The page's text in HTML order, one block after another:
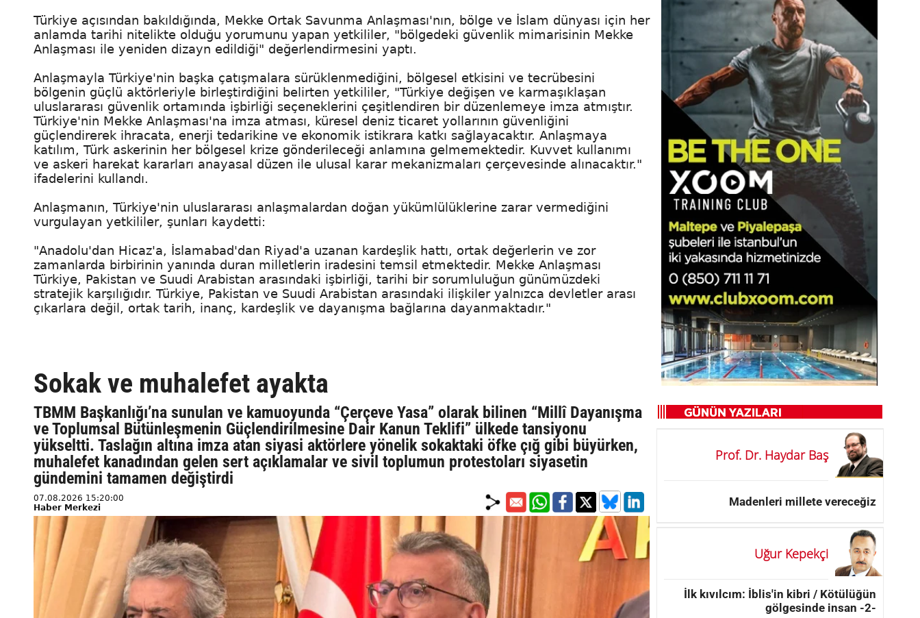
Türkiye açısından bakıldığında, Mekke Ortak Savunma Anlaşması'nın, bölge ve İslam dünyası için her
anlamda tarihi nitelikte olduğu yorumunu yapan yetkililer, "bölgedeki güvenlik mimarisinin Mekke
Anlaşması ile yeniden dizayn edildiği" değerlendirmesini yaptı.
Anlaşmayla Türkiye'nin başka çatışmalara sürüklenmediğini, bölgesel etkisini ve tecrübesini
bölgenin güçlü aktörleriyle birleştirdiğini belirten yetkililer, "Türkiye değişen ve karmaşıklaşan
uluslararası güvenlik ortamında işbirliği seçeneklerini çeşitlendiren bir düzenlemeye imza atmıştır.
Türkiye'nin Mekke Anlaşması'na imza atması, küresel deniz ticaret yollarının güvenliğini
güçlendirerek ihracata, enerji tedarikine ve ekonomik istikrara katkı sağlayacaktır. Anlaşmaya
katılım, Türk askerinin her bölgesel krize gönderileceği anlamına gelmemektedir. Kuvvet kullanımı
ve askeri harekat kararları anayasal düzen ile ulusal karar mekanizmaları çerçevesinde alınacaktır."
ifadelerini kullandı.
Anlaşmanın, Türkiye'nin uluslararası anlaşmalardan doğan yükümlülüklerine zarar vermediğini
vurgulayan yetkililer, şunları kaydetti:
"Anadolu'dan Hicaz'a, İslamabad'dan Riyad'a uzanan kardeşlik hattı, ortak değerlerin ve zor
zamanlarda birbirinin yanında duran milletlerin iradesini temsil etmektedir. Mekke Anlaşması
Türkiye, Pakistan ve Suudi Arabistan arasındaki işbirliği, tarihi bir sorumluluğun günümüzdeki
stratejik karşılığıdır. Türkiye, Pakistan ve Suudi Arabistan arasındaki ilişkiler yalnızca devletler arası
çıkarlara değil, ortak tarih, inanç, kardeşlik ve dayanışma bağlarına dayanmaktadır."
Sokak ve muhalefet ayakta
TBMM Başkanlığı’na sunulan ve kamuoyunda “Çerçeve Yasa” olarak bilinen “Millî Dayanışma
ve Toplumsal Bütünleşmenin Güçlendirilmesine Dair Kanun Teklifi” ülkede tansiyonu
yükseltti. Taslağın altına imza atan siyasi aktörlere yönelik sokaktaki öfke çığ gibi büyürken,
muhalefet kanadından gelen sert açıklamalar ve sivil toplumun protestoları siyasetin
gündemini tamamen değiştirdi
07.08.2026 15:20:00
Haber Merkezi
Prof. Dr. Haydar Baş
Madenleri millete vereceğiz
Uğur Kepekçi
İlk kıvılcım: İblis'in kibri / Kötülüğün
gölgesinde insan -2-